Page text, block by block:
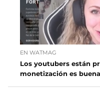
EN WATMAG
Los youtubers están
monetización es